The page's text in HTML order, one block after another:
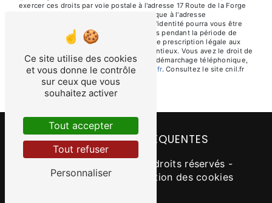
exercer ces droits par voie postale à l'adresse 17 Route de la Forge
01100 Oyonnax ou par courrier électronique à l'adresse
alexkimos@hotmail.com. Un justificatif d'identité pourra vous être
demandé. Nous conservons vos données pendant la période de
prise de contact puis pendant la durée de prescription légale aux
fins probatoires et de gestion des contentieux. Vous avez le droit de
vous inscrire sur la liste d'opposition au démarchage téléphonique,
disponible à cette adresse:Bloctel.gouv.fr. Consultez le site cnil.fr
pour plus d’informations sur vos droits.
RECHERCHES FRÉQUENTES
- 2026 - Tous droits réservés -
Mentions légales
Gestion des cookies
Ce site utilise des cookies
et vous donne le contrôle
sur ceux que vous
souhaitez activer
Tout accepter
Tout refuser
Personnaliser